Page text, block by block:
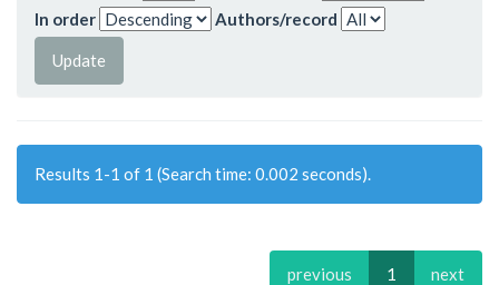
In order
Authors/record
Results 1-1 of 1 (Search time: 0.002 seconds).
previous 1 next